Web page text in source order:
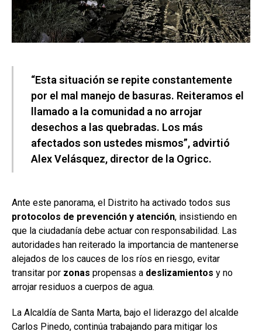
“Esta situación se repite constantemente
por el mal manejo de basuras. Reiteramos el
llamado a la comunidad a no arrojar
desechos a las quebradas. Los más
afectados son ustedes mismos”, advirtió
Alex Velásquez, director de la Ogricc.
Ante este panorama, el Distrito ha activado todos sus
protocolos de prevención y atención, insistiendo en
que la ciudadanía debe actuar con responsabilidad. Las
autoridades han reiterado la importancia de mantenerse
alejados de los cauces de los ríos en riesgo, evitar
transitar por zonas propensas a deslizamientos y no
arrojar residuos a cuerpos de agua.
La Alcaldía de Santa Marta, bajo el liderazgo del alcalde
Carlos Pinedo, continúa trabajando para mitigar los